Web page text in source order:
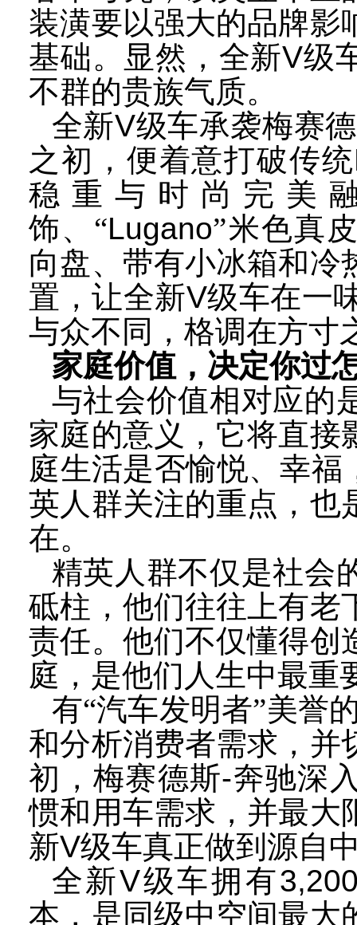
装潢要以强大的品牌影
基础。显然，全新V级
不群的贵族气质。
全新V级车承袭梅赛
之初，便着意打破传统
稳重与时尚完美
饰、“Lugano”米色真
向盘、带有小冰箱和冷
置，让全新V级车在一
与众不同，格调在方寸
家庭价值，决定你过
与社会价值相对应的
家庭的意义，它将直接
庭生活是否愉悦、幸福
英人群关注的重点，也
在。
精英人群不仅是社会
砥柱，他们往往上有老
责任。他们不仅懂得创
庭，是他们人生中最重
有“汽车发明者”美誉
和分析消费者需求，并
初，梅赛德斯-奔驰深
惯和用车需求，并最大
新V级车真正做到源自
全新V级车拥有
本，是同级中空间最大